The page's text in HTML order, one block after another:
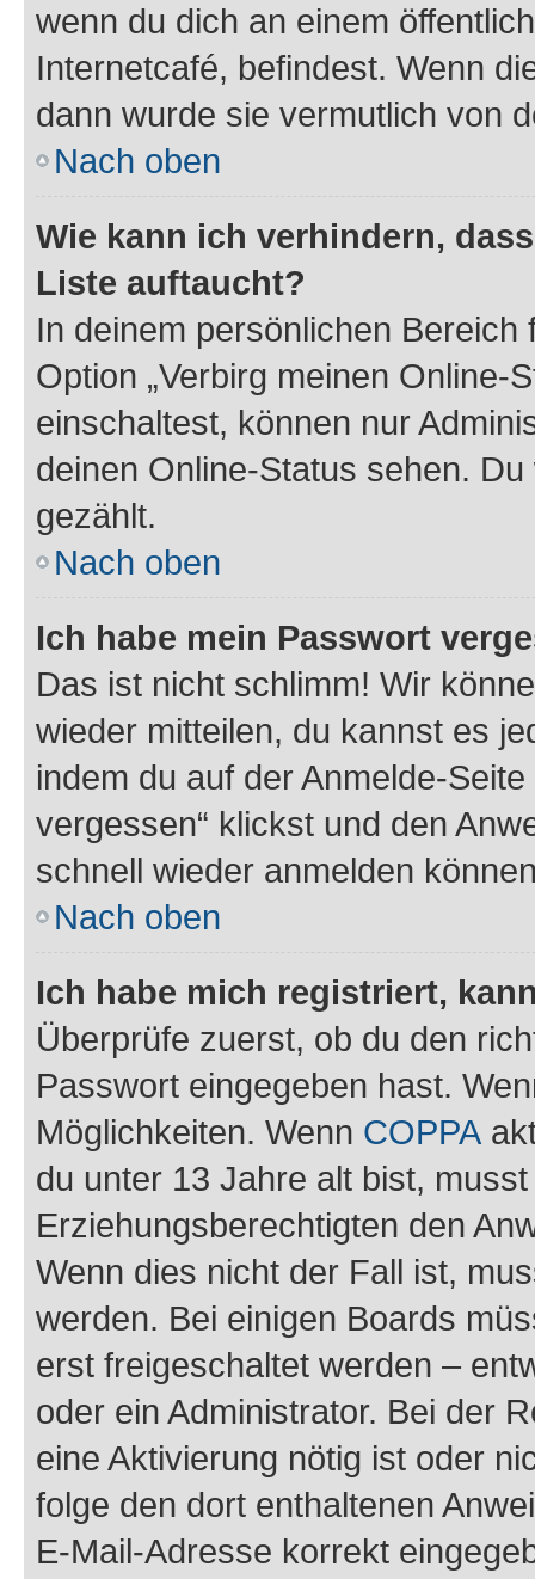
wenn du dich an einem
Internetcafé, befindest. Wenn
dann wurde sie vermutlich von
Nach oben
Wie kann ich verhindern,
Liste auftaucht?
In deinem persönlichen
Option „Verbirg meinen Online-
einschaltest, können nur
deinen Online-Status sehen.
gezählt.
Nach oben
Ich habe mein Passwort
Das ist nicht schlimm! Wir
wieder mitteilen, du kannst es
indem du auf der Anmelde-
vergessen“ klickst und den
schnell wieder anmelden
Nach oben
Ich habe mich registriert,
Überprüfe zuerst, ob du den
Passwort eingegeben hast.
Möglichkeiten. Wenn COPPA
du unter 13 Jahre alt bist,
Erziehungsberechtigten den
Wenn dies nicht der Fall ist,
werden. Bei einigen Boards
erst freigeschaltet werden –
oder ein Administrator. Bei der
eine Aktivierung nötig ist oder
folge den dort enthaltenen
E-Mail-Adresse korrekt